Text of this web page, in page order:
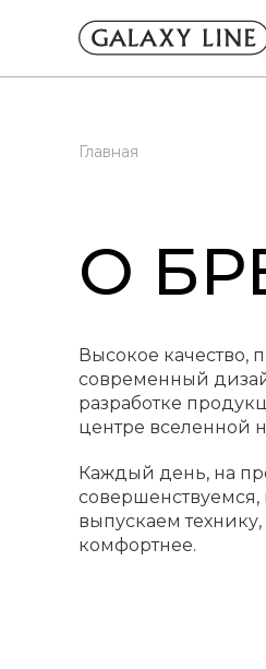
Главная
О
Высокое качество,
современный
разработке
центре вселенной
Каждый день, на
выпускаем
комфортнее.